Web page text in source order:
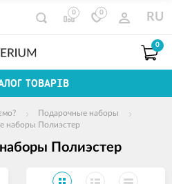
0 0 RU
0
ТОВАРІВ
Подарочные наборы
наборы Полиэстер
Полиэстер